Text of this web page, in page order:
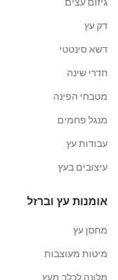
דק עץ
דשא סינטטי
חדרי שינה
מטבחי הפינה
מנגל פחמים
עבודות עץ
עיצובים בעץ
אומנות עץ וברזל
מחסן עץ
מיטות מעוצבות
מלונה לכלב מעץ